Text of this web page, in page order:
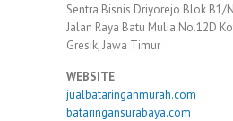
Sentra Bisnis Driyorejo Blok B1/
Jalan Raya Batu Mulia No.12D
Gresik, Jawa Timur
WEBSITE
jualbataringanmurah.com
bataringansurabaya.com